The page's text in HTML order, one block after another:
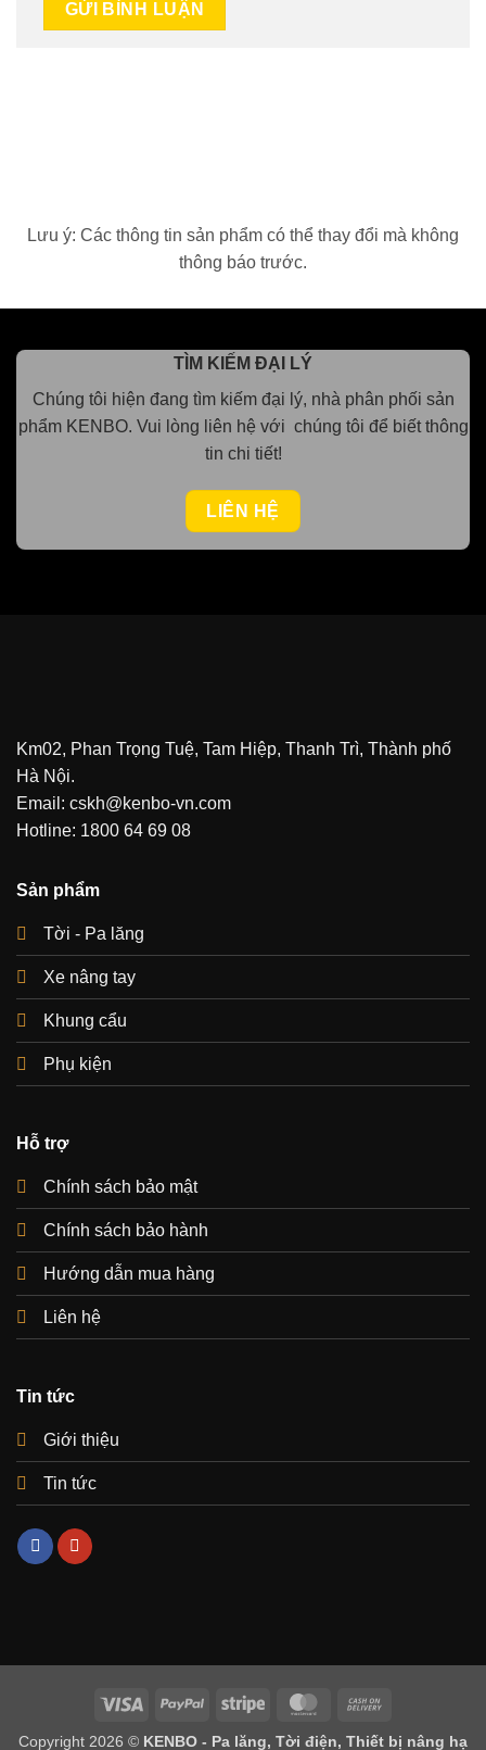
Lưu ý: Các thông tin sản phẩm có thể thay đổi mà không
thông báo trước.
TÌM KIẾM ĐẠI LÝ
Chúng tôi hiện đang tìm kiếm đại lý, nhà phân phối sản
phẩm KENBO. Vui lòng liên hệ với chúng tôi để biết thông
tin chi tiết!
LIÊN HỆ
Km02, Phan Trọng Tuệ, Tam Hiệp, Thanh Trì, Thành phố
Hà Nội.
Email: cskh@kenbo-vn.com
Hotline: 1800 64 69 08
Sản phẩm
Tời - Pa lăng
Xe nâng tay
Khung cẩu
Phụ kiện
Hỗ trợ
Chính sách bảo mật
Chính sách bảo hành
Hướng dẫn mua hàng
Liên hệ
Tin tức
Giới thiệu
Tin tức
Visa PayPal Stripe MasterCard
Copyright 2026 © KENBO - Pa lăng, Tời điện, Thiết bị nâng hạ